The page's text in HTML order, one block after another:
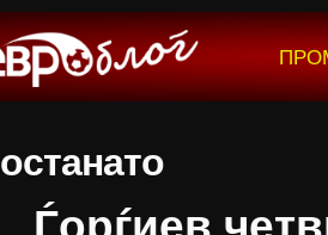
останато